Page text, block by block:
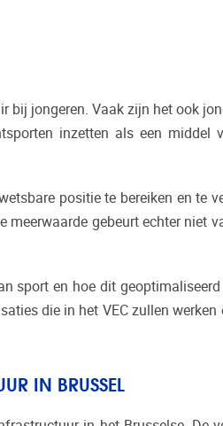
bij jongeren. Vaak zijn het ook
inzetten als een middel
positie te bereiken en te
gebeurt echter niet
sport en hoe dit
die in het VEC zullen
IN BRUSSEL